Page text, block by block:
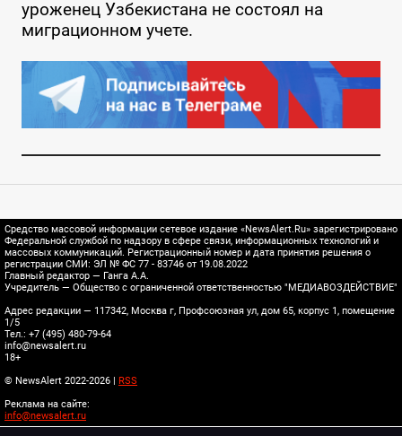
уроженец Узбекистана не состоял на
миграционном учете.
Средство массовой информации сетевое издание «NewsAlert.Ru» зарегистрировано
Федеральной службой по надзору в сфере связи, информационных технологий и
массовых коммуникаций. Регистрационный номер и дата принятия решения о
регистрации СМИ: ЭЛ № ФС 77 - 83746 от 19.08.2022
Главный редактор — Ганга А.А.
Учредитель — Общество с ограниченной ответственностью "МЕДИАВОЗДЕЙСТВИЕ"
Адрес редакции — 117342, Москва г, Профсоюзная ул, дом 65, корпус 1, помещение
1/5
Тел.: +7 (495) 480-79-64
info@newsalert.ru
18+
© NewsAlert 2022-2026 |
RSS
Реклама на сайте:
info@newsalert.ru